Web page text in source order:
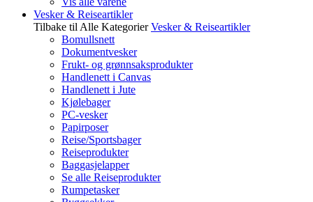
Vesker & Reiseartikler
Tilbake til Alle Kategorier Vesker & Reiseartikler
Bomullsnett
Dokumentvesker
Frukt- og grønnsaksprodukter
Handlenett i Canvas
Handlenett i Jute
Kjølebager
PC-vesker
Papirposer
Reise/Sportsbager
Reiseprodukter
Baggasjelapper
Se alle Reiseprodukter
Rumpetasker